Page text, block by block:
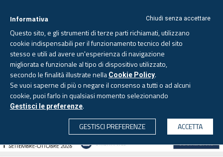
CERCA
Domenica, 9 agosto 2026
Chiudi senza accettare
Informativa
Questo sito, e gli strumenti di terze parti richiamati, utilizzano
cookie indispensabili per il funzionamento tecnico del sito
stesso e utili ad avere un'esperienza di navigazione
migliorata e funzionale al tipo di dispositivo utilizzato,
secondo le finalità illustrate nella Cookie Policy.
Se vuoi saperne di più o negare il consenso a tutti o ad alcuni
cookie, puoi farlo in qualsiasi momento selezionando
Gestisci le preferenze.
GESTISCI PREFERENZE
ACCETTA